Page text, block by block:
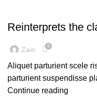
Reinterprets the
Zain 0
Aliquet parturient scele
parturient suspendisse
Continue reading